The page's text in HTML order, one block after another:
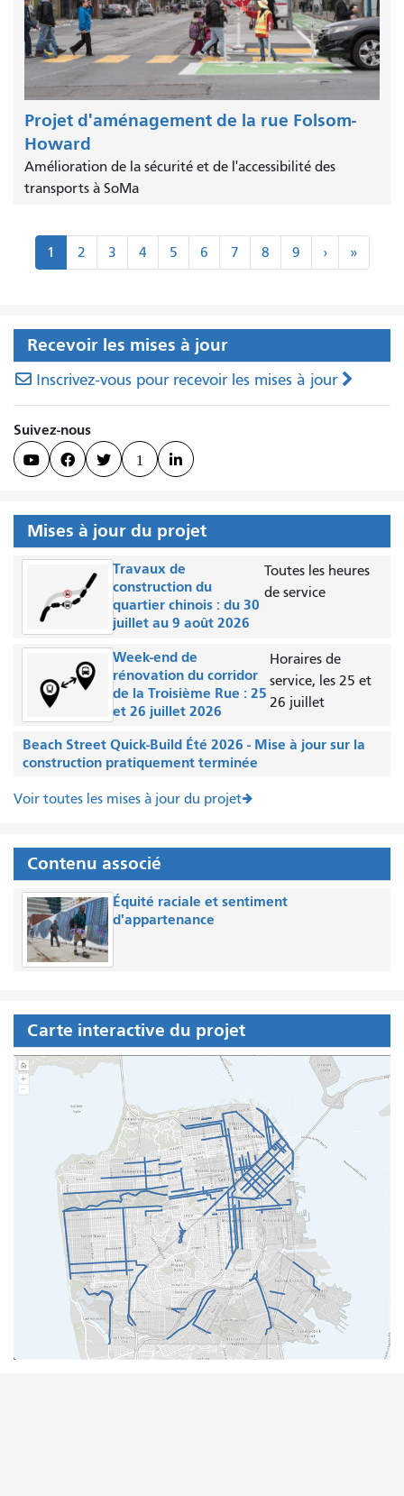
Projet d'aménagement de la rue Folsom-
Howard
Amélioration de la sécurité et de l'accessibilité des
transports à SoMa
Pagination
1 2 3 4 5 6 7 8 9 ›Suivant
›
»Dernier
»
Recevoir les mises à jour
Inscrivez-vous pour recevoir les mises à jour
Suivez-nous
   1 
Mises à jour du projet
Travaux de
construction du
quartier chinois : du 30
juillet au 9 août 2026
Toutes les heures
de service
Week-end de
rénovation du corridor
de la Troisième Rue : 25
et 26 juillet 2026
Horaires de
service, les 25 et
26 juillet
Beach Street Quick-Build Été 2026 - Mise à jour sur la
construction pratiquement terminée
Voir toutes les mises à jour du projet
Contenu associé
Équité raciale et sentiment
d'appartenance
Carte interactive du projet